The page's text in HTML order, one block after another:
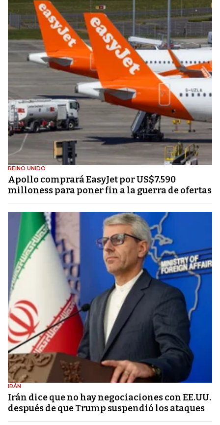
REINO UNIDO
Apollo comprará EasyJet por US$7.590
milloness para poner fin a la guerra de ofertas
IRÁN
Irán dice que no hay negociaciones con EE.UU.
después de que Trump suspendió los ataques